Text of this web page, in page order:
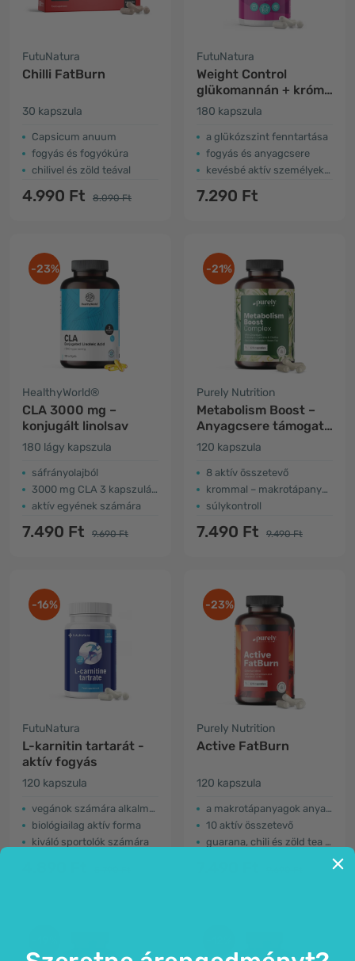
FutuNatura
Chilli FatBurn
30 kapszula
Capsicum anuum
fogyás és fogyókúra
chilivel és zöld teával
4.990 Ft 8.090 Ft
FutuNatura
Weight Control
glükomannán + króm,
diéta és
étvágycsökkenés
180 kapszula
a glükózszint fenntartása
fogyás és anyagcsere
kevésbé aktív személyeknek is
7.290 Ft
-23%
HealthyWorld®
CLA 3000 mg –
konjugált linolsav
180 lágy kapszula
sáfrányolajból
3000 mg CLA 3 kapszulában
aktív egyének számára
7.490 Ft 9.690 Ft
-21%
Purely Nutrition
Metabolism Boost –
Anyagcsere támogató
komplex
120 kapszula
8 aktív összetevő
krommal – makrotápanyag anyagcsere
súlykontroll
7.490 Ft 9.490 Ft
-16%
FutuNatura
L-karnitin tartarát -
aktív fogyás
120 kapszula
vegánok számára alkalmas
biológiailag aktív forma
kiváló sportolók számára
-23%
Purely Nutrition
Active FatBurn
120 kapszula
a makrotápanyagok anyagcseréje
10 aktív összetevő
guarana, chili és zöld tea kivonatok